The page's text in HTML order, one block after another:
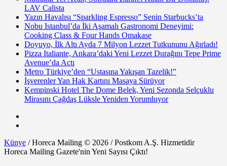
LAV Calista
Yazın Havalısı “Sparkling Espresso” Senin Starbucks’ta
Nobu Istanbul’da İki Aşamalı Gastronomi Deneyimi:
Cooking Class & Four Hands Omakase
Doyuyo, İlk Altı Ayda 7 Milyon Lezzet Tutkununu Ağırladı!
Pizza Italiante, Ankara’daki Yeni Lezzet Durağını Tepe Prime
Avenue’da Açtı
Metro Türkiye’den “Ustasına Yakışan Tazelik!”
İşverenler Yan Hak Kartını Masaya Sürüyor
Kempinski Hotel The Dome Belek, Yeni Sezonda Selçuklu
Mirasını Çağdaş Lüksle Yeniden Yorumluyor
Künye / Horeca Mailing © 2026 / Postkom A.Ş. Hizmetidir
Horeca Mailing Gazete'nin Yeni Sayısı Çıktı!